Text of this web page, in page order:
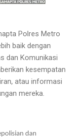
Polres Metro
baik dengan
dan Komunikasi
kesempatan
atau informasi
mereka.
dan